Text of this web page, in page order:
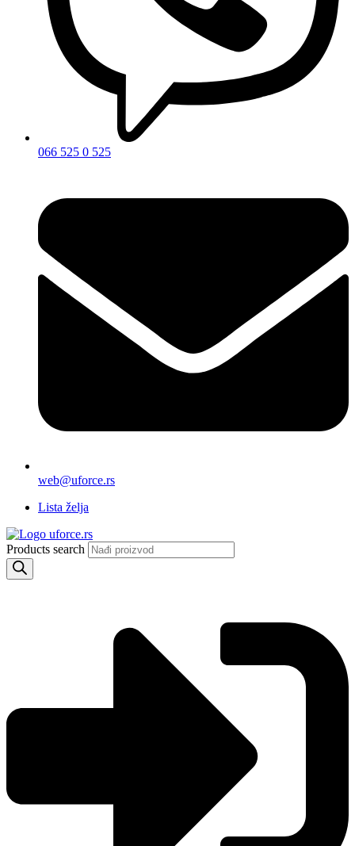
066 525 0 525
web@uforce.rs
Lista želja
Products search